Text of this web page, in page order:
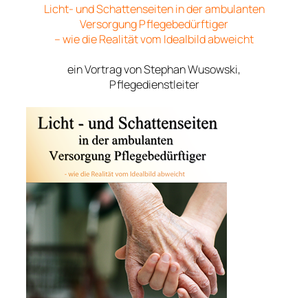
Licht- und Schattenseiten in der ambulanten
Versorgung Pflegebedürftiger
– wie die Realität vom Idealbild abweicht
ein Vortrag von Stephan Wusowski,
Pflegedienstleiter